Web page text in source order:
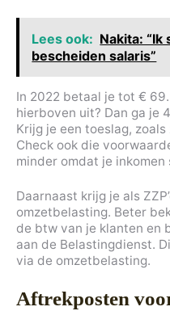
Lees ook: Nakita: “Ik
bescheiden salaris”
In 2022 betaal je tot €
hierboven uit? Dan ga je
Krijg je een toeslag,
Check ook die
minder omdat je inkomen
Daarnaast krijg je als
omzetbelasting. Beter
de btw van je klanten en
aan de Belastingdienst.
via de omzetbelasting.
Aftrekposten